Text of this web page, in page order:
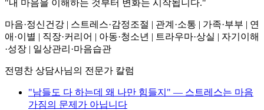
"내 마음을 이해하는 것부터 변화는 시작됩니다."
마음·정신건강 | 스트레스·감정조절 | 관계·소통 | 가족·부부 | 연
애·이별 | 직장·커리어 | 아동·청소년 | 트라우마·상실 | 자기이해
·성장 | 일상관리·마음습관
전명찬 상담사님의 전문가 칼럼
"남들도 다 하는데 왜 나만 힘들지" — 스트레스는 마음
가짐의 문제가 아닙니다